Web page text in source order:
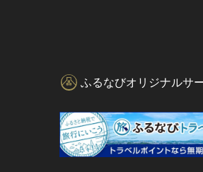
ふるなびオリジナルサ